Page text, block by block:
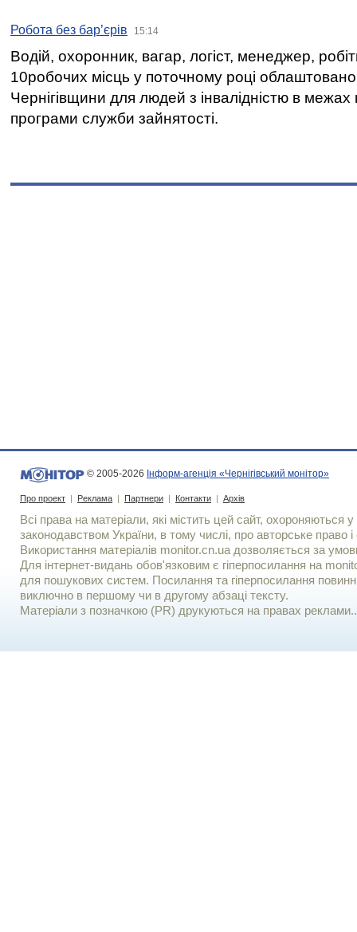
Робота без бар’єрів 15:14
Водій, охоронник, вагар, логіст, менеджер,
10робочих місць у поточному році
Чернігівщини для людей з інвалідністю в межах
програми служби зайнятості.
© 2005-2026 Інформ-агенція «Чернігівський монітор»
Про проект | Реклама | Партнери | Контакти | Архів
Всі права на матеріали, які містить цей сайт, охороняються у
законодавством України, в тому числі, про авторське право і
Використання матерiалiв monitor.cn.ua дозволяється за
Для iнтернет-видань обов'язковим є гiперпосилання на
для пошукових систем. Посилання та гіперпосилання
виключно в першому чи в другому абзаці тексту.
Матеріали з позначкою (PR) друкуються на правах реклами..